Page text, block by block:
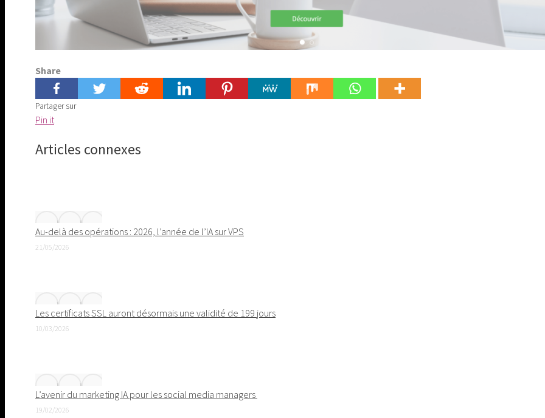
Share
Partager sur
Pin itShare
Pinterest
Articles connexes
Au-delà des opérations : 2026, l’année de l’IA sur VPS
21/05/2026
Les certificats SSL auront désormais une validité de 199 jours
10/03/2026
L’avenir du marketing IA pour les social media managers
19/02/2026